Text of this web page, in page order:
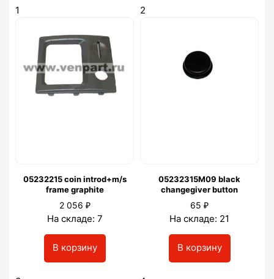
1
05232215 coin introd+m/s
frame graphite
2 056 ₽
На складе: 7
В корзину
2
05232315M09 black
changegiver button
65 ₽
На складе: 21
В корзину